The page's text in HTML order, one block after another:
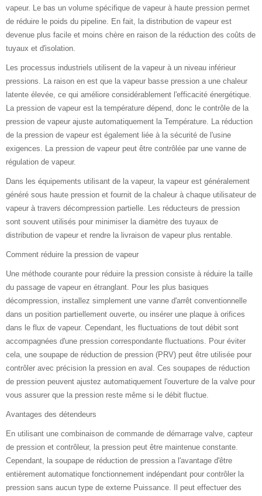
vapeur. Le bas un volume spécifique de vapeur à haute pression permet
de réduire le poids du pipeline. En fait, la distribution de vapeur est
devenue plus facile et moins chère en raison de la réduction des coûts de
tuyaux et d'isolation.
Les processus industriels utilisent de la vapeur à un niveau inférieur
pressions. La raison en est que la vapeur basse pression a une chaleur
latente élevée, ce qui améliore considérablement l'efficacité énergétique.
La pression de vapeur est la température dépend, donc le contrôle de la
pression de vapeur ajuste automatiquement la Température. La réduction
de la pression de vapeur est également liée à la sécurité de l'usine
exigences. La pression de vapeur peut être contrôlée par une vanne de
régulation de vapeur.
Dans les équipements utilisant de la vapeur, la vapeur est généralement
généré sous haute pression et fournit de la chaleur à chaque utilisateur de
vapeur à travers décompression partielle. Les réducteurs de pression
sont souvent utilisés pour minimiser la diamètre des tuyaux de
distribution de vapeur et rendre la livraison de vapeur plus rentable.
Comment réduire la pression de vapeur
Une méthode courante pour réduire la pression consiste à réduire la taille
du passage de vapeur en étranglant. Pour les plus basiques
décompression, installez simplement une vanne d'arrêt conventionnelle
dans un position partiellement ouverte, ou insérer une plaque à orifices
dans le flux de vapeur. Cependant, les fluctuations de tout débit sont
accompagnées d'une pression correspondante fluctuations. Pour éviter
cela, une soupape de réduction de pression (PRV) peut être utilisée pour
contrôler avec précision la pression en aval. Ces soupapes de réduction
de pression peuvent ajustez automatiquement l'ouverture de la valve pour
vous assurer que la pression reste même si le débit fluctue.
Avantages des détendeurs
En utilisant une combinaison de commande de démarrage valve, capteur
de pression et contrôleur, la pression peut être maintenue constante.
Cependant, la soupape de réduction de pression a l'avantage d'être
entièrement automatique fonctionnement indépendant pour contrôler la
pression sans aucun type de externe Puissance. Il peut effectuer des